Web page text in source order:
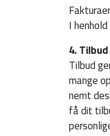
I
4. Tilbud
Tilbud
mange
nemt
få dit